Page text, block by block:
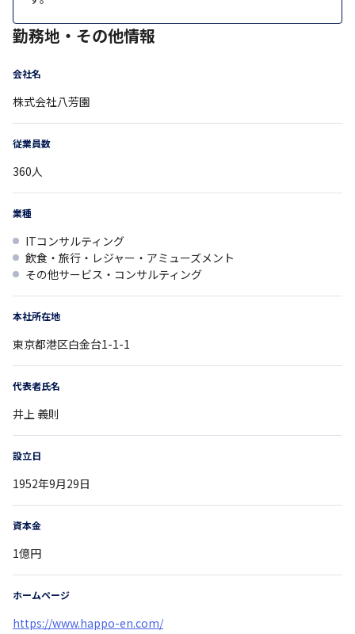
勤務地・その他情報
会社名
株式会社八芳園
従業員数
360人
業種
ITコンサルティング
飲食・旅行・レジャー・アミューズメント
その他サービス・コンサルティング
本社所在地
東京都港区白金台1-1-1
代表者氏名
井上 義則
設立日
1952年9月29日
資本金
1億円
ホームページ
https://www.happo-en.com/